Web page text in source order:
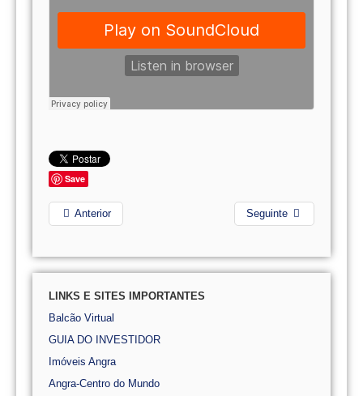
Save
Anterior Seguinte
LINKS E SITES IMPORTANTES
Balcão Virtual
GUIA DO INVESTIDOR
Imóveis Angra
Angra-Centro do Mundo